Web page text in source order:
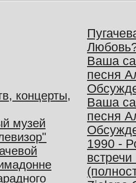
концерты,
музей
Ваша
песня
Ваша
песня
1990 -